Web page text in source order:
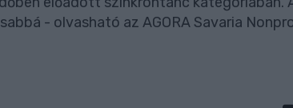
- olvasható az AGORA Savaria